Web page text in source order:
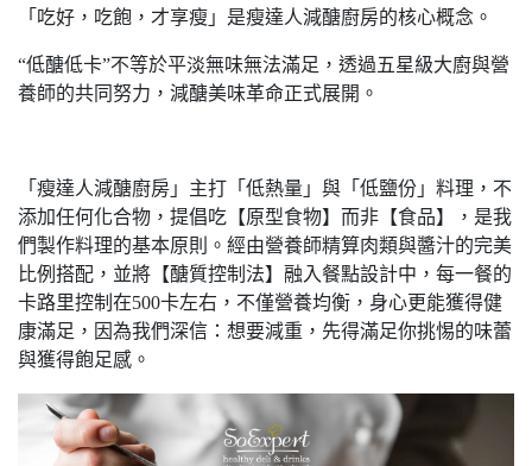
「吃好，吃飽，才享瘦」是瘦達人減醣廚房的核心概念。
“低醣低卡”不等於平淡無味無法滿足，透過五星級大廚與營
養師的共同努力，減醣美味革命正式展開。
「瘦達人減醣廚房」主打「低熱量」與「低鹽份」料理，不
添加任何化合物，提倡吃【原型食物】而非【食品】，是我
們製作料理的基本原則。經由營養師精算肉類與醬汁的完美
比例搭配，並將【醣質控制法】融入餐點設計中，每一餐的
卡路里控制在500卡左右，不僅營養均衡，身心更能獲得健
康滿足，因為我們深信：想要減重，先得滿足你挑惕的味蕾
與獲得飽足感。